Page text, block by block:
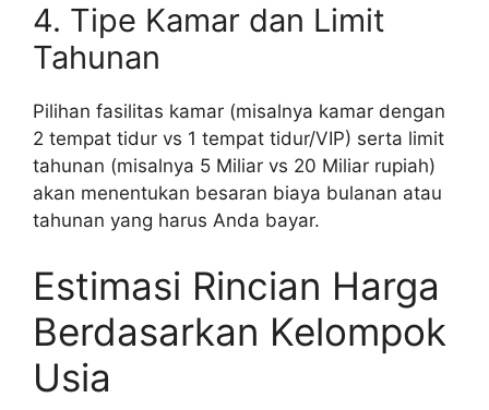
4. Tipe Kamar dan Limit
Tahunan
Pilihan fasilitas kamar (misalnya kamar dengan
2 tempat tidur vs 1 tempat tidur/VIP) serta limit
tahunan (misalnya 5 Miliar vs 20 Miliar rupiah)
akan menentukan besaran biaya bulanan atau
tahunan yang harus Anda bayar.
Estimasi Rincian Harga
Berdasarkan Kelompok
Usia